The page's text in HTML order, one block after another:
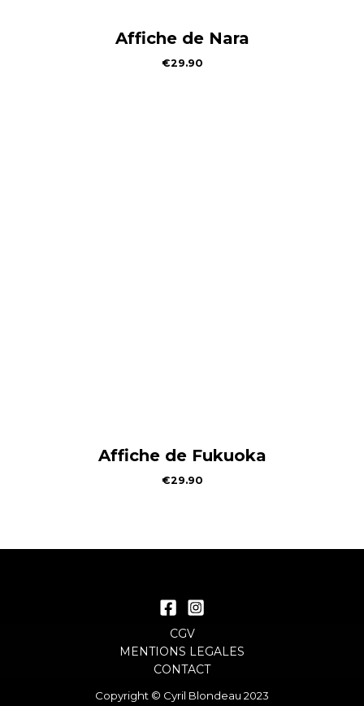
Affiche de Nara
€29.90
Affiche de Fukuoka
€29.90
CGV
MENTIONS LEGALES
CONTACT
Copyright © Cyril Blondeau 2023